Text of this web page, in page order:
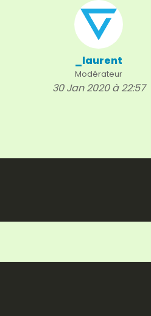
_laurent
Modérateur
30 Jan 2020 à 22:57